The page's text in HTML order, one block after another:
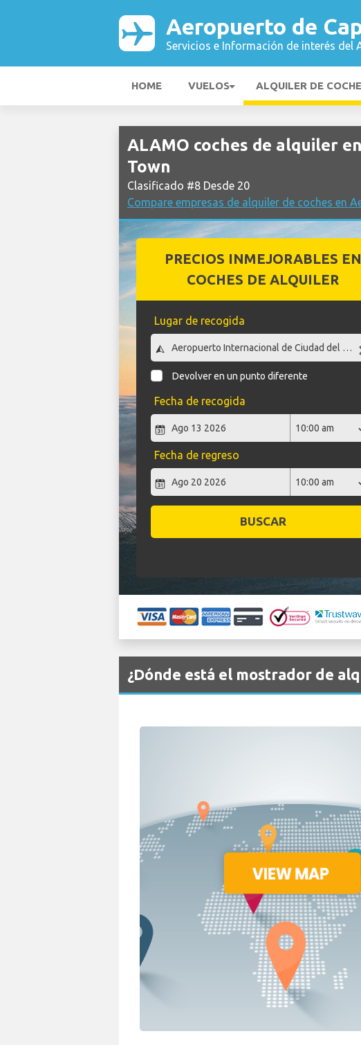
Aeropuerto de
Servicios e Información de interés del
HOME VUELOS ALQUILER DE
ALAMO coches de alquiler
Town
Clasificado #8 Desde 20
Compare empresas de alquiler de coches en
PRECIOS INMEJORABLES EN
COCHES DE ALQUILER
Lugar de recogida
Devolver en un punto diferente
Fecha de recogida
Fecha de regreso
BUSCAR
¿Dónde está el mostrador de